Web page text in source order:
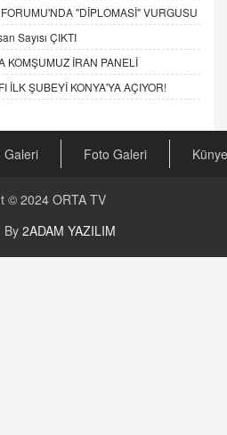
"DİPLOMASİ" VURGUSU
Sayısı ÇIKTI
KOMŞUMUZ İRAN PANELİ
İLK ŞUBEYİ KONYA'YA AÇIYOR!
Galeri Foto Galeri Künye
© 2024 ORTA TV
By 2ADAM YAZILIM